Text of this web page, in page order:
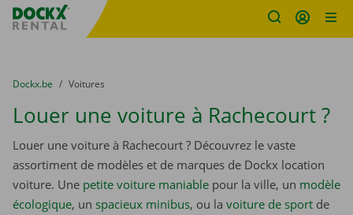
sitename
You are here:
du
Dockx.be to
Voitures
Louer une voiture à Rachecourt ?
Louer une voiture à Rachecourt ? Découvrez le vaste
assortiment de modèles et de marques de Dockx location
voiture. Une petite voiture maniable pour la ville, un modèle
écologique, un spacieux minibus, ou la voiture de sport de